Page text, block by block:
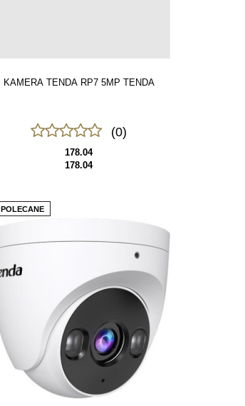
KAMERA TENDA RP7 5MP TENDA
(0)
178.04
178.04
POLECANE